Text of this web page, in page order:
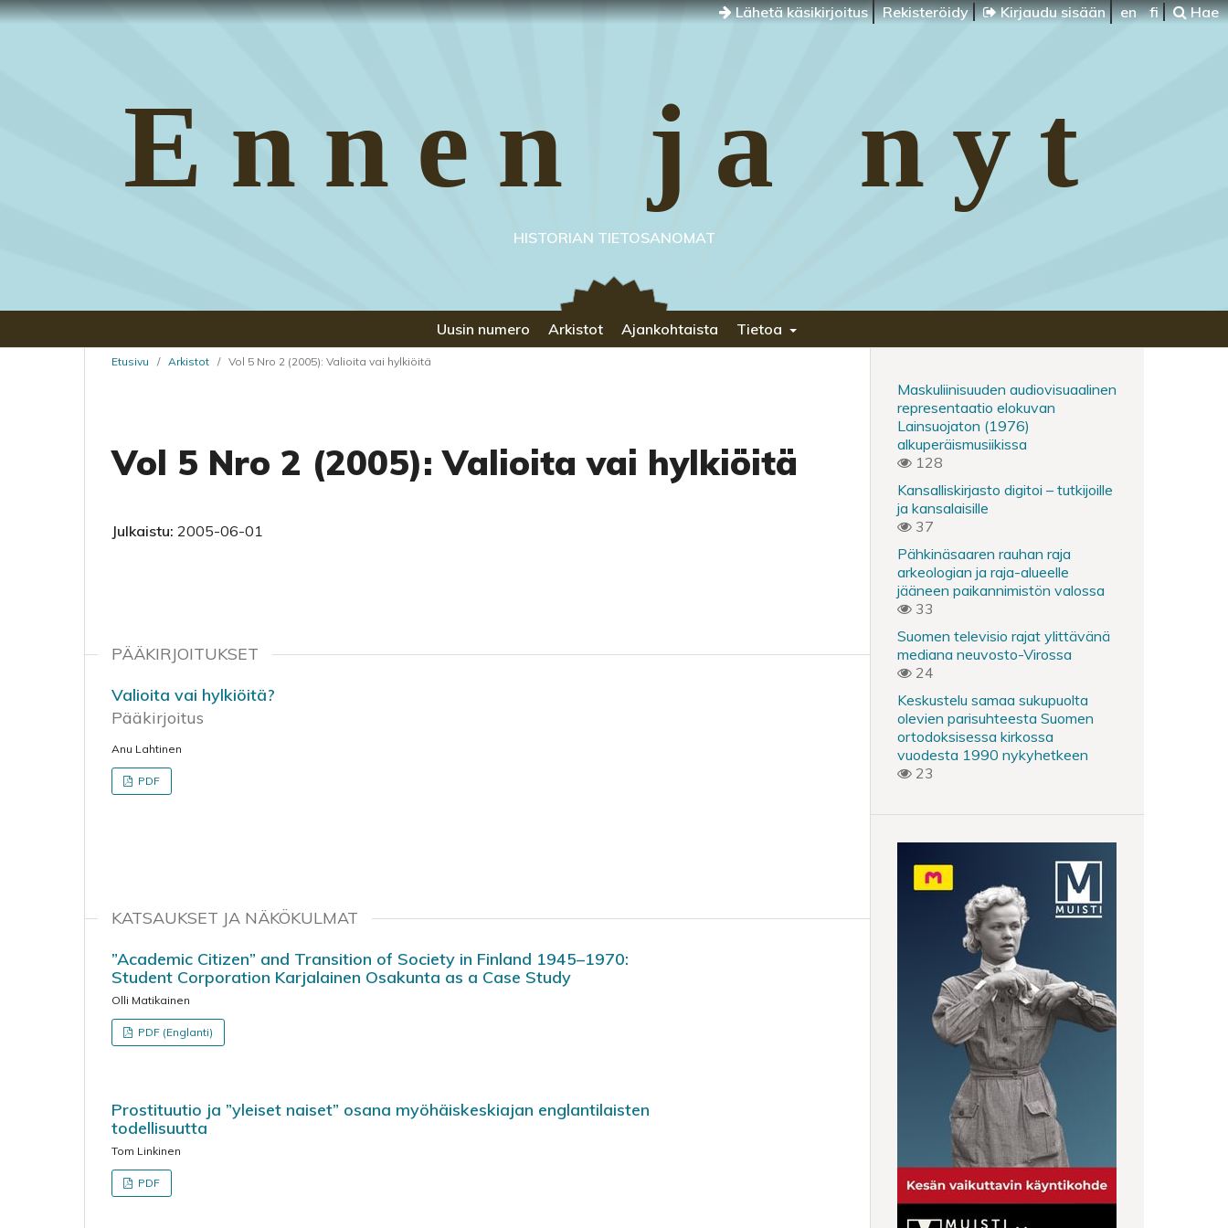
Lähetä käsikirjoitus Rekisteröidy Kirjaudu sisään en fi Hae
Ennen ja nyt
HISTORIAN TIETOSANOMAT
Uusin numero Arkistot Ajankohtaista Tietoa
Etusivu / Arkistot / Vol 5 Nro 2 (2005): Valioita vai hylkiöitä
Vol 5 Nro 2 (2005): Valioita vai hylkiöitä
Julkaistu: 2005-06-01
PÄÄKIRJOITUKSET
Valioita vai hylkiöitä?
Pääkirjoitus
Anu Lahtinen
PDF
KATSAUKSET JA NÄKÖKULMAT
”Academic Citizen” and Transition of Society in Finland 1945–1970:
Student Corporation Karjalainen Osakunta as a Case Study
Olli Matikainen
PDF (Englanti)
Prostituutio ja ”yleiset naiset” osana myöhäiskeskiajan englantilaisten
todellisuutta
Tom Linkinen
PDF
Maskuliinisuuden audiovisuaalinen
representaatio elokuvan
Lainsuojaton (1976)
alkuperäismusiikissa
128
Kansalliskirjasto digitoi – tutkijoille
ja kansalaisille
37
Pähkinäsaaren rauhan raja
arkeologian ja raja-alueelle
jääneen paikannimistön valossa
33
Suomen televisio rajat ylittävänä
mediana neuvosto-Virossa
24
Keskustelu samaa sukupuolta
olevien parisuhteesta Suomen
ortodoksisessa kirkossa
vuodesta 1990 nykyhetkeen
23